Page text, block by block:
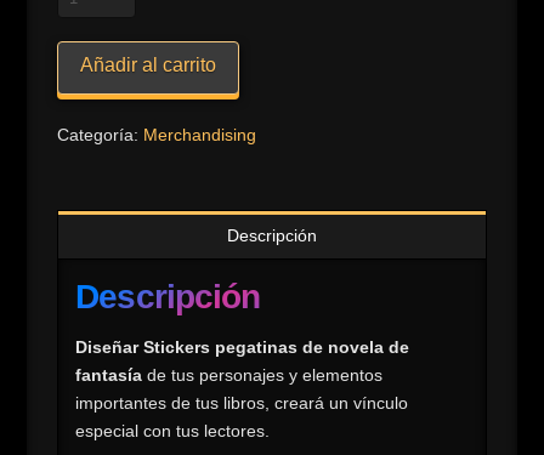
pegatinas
novela
de
Añadir al carrito
Categoría: Merchandising
Descripción
Descripción
Diseñar Stickers pegatinas de novela de
fantasíade tus personajes y elementos
importantes de tus libros, creará un vínculo
especial con tus lectores.